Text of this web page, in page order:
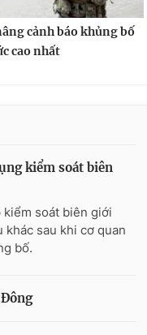
cảnh báo khủng bố
cao nhất
kiểm soát biên
kiểm soát biên giới
khác sau khi cơ quan
bố.